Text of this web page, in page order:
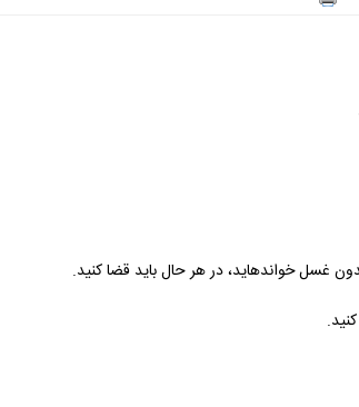
غسل خوانده‏ايد، در هر حال بايد قضا كنيد.